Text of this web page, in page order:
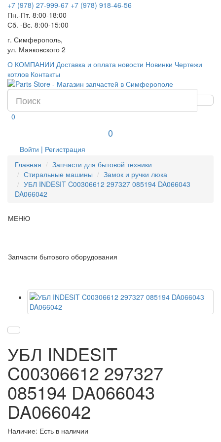
+7 (978) 27-999-67 +7 (978) 918-46-56
Пн.-Пт. 8:00-18:00
Сб. -Вс. 8:00-15:00
г. Симферополь,
ул. Маяковского 2
О КОМПАНИИ Доставка и оплата новости Новинки Чертежи
котлов Контакты
0
0
Войти | Регистрация
Главная
Запчасти для бытовой техники
Стиральные машины
Замок и ручки люка
УБЛ INDESIT C00306612 297327 085194 DA066043
DA066042
МЕНЮ
Запчасти бытового оборудования
УБЛ INDESIT
C00306612 297327
085194 DA066043
DA066042
Наличие: Есть в наличии